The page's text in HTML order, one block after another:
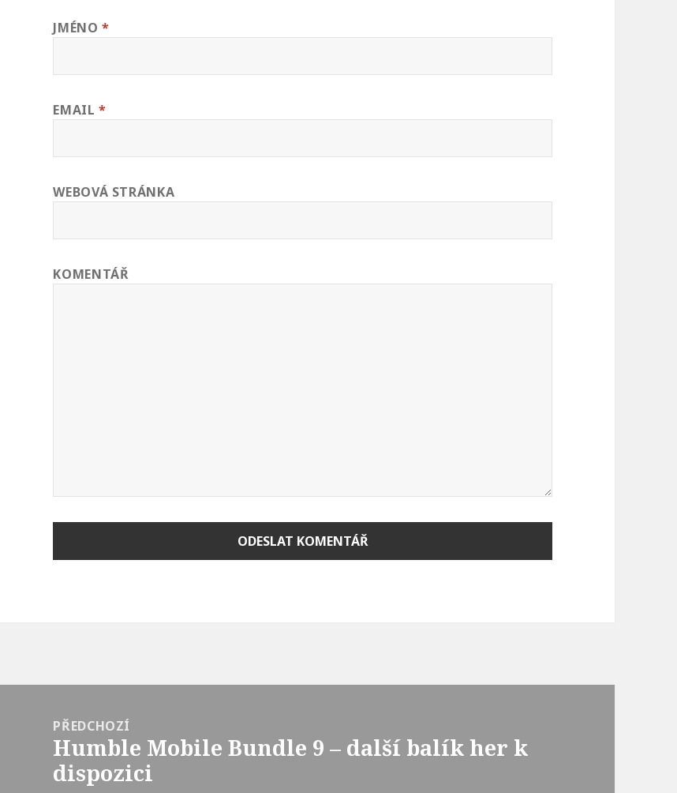
JMÉNO*
EMAIL*
WEBOVÁ STRÁNKA
KOMENTÁŘ
příspěvek
PŘEDCHOZÍ
Předchozí
příspěvek:
Humble Mobile Bundle 9 – další balík her k
dispozici